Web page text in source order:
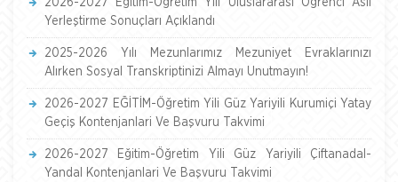
2026-2027 Eğitim-Öğretim Yılı Uluslararası Öğrenci Asil
Yerleştirme Sonuçları Açıklandı
2025-2026 Yılı Mezunlarımız Mezuniyet Evraklarınızı
Alırken Sosyal Transkriptinizi Almayı Unutmayın!
2026-2027 EĞİTİM-Öğretim Yili Güz Yariyili Kurumiçi Yatay
Geçiş Kontenjanlari Ve Başvuru Takvimi
2026-2027 Eğitim-Öğretim Yili Güz Yariyili Çiftanadal-
Yandal Kontenjanlari Ve Başvuru Takvimi